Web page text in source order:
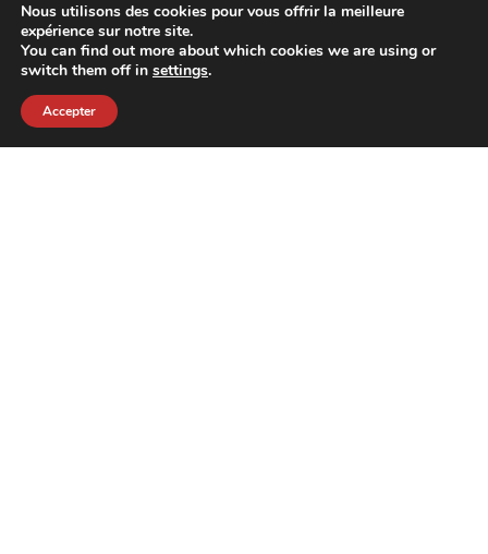
Nous utilisons des cookies pour vous offrir la meilleure
expérience sur notre site.
You can find out more about which cookies we are using or
switch them off in settings.
Accepter